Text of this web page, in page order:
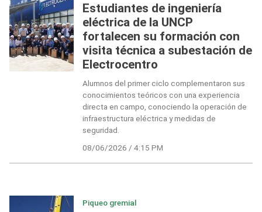
Estudiantes de ingeniería
eléctrica de la UNCP
fortalecen su formación con
visita técnica a subestación de
Electrocentro
Alumnos del primer ciclo complementaron sus
conocimientos teóricos con una experiencia
directa en campo, conociendo la operación de
infraestructura eléctrica y medidas de
seguridad.
08/06/2026 / 4:15 PM
Piqueo gremial